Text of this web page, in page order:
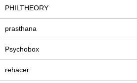
PHILTHEORY
prasthana
Psychobox
rehacer